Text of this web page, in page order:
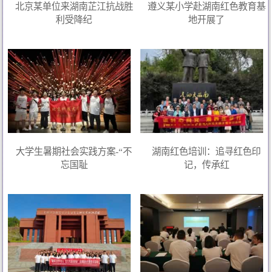
北京某单位来湖南芷江抗战胜
利受降纪
遵义某小学赴湖南红色教育基
地开展了
大学生暑期社会实践方案-“不
忘国耻
湖南红色培训：追寻红色印
记，传承红